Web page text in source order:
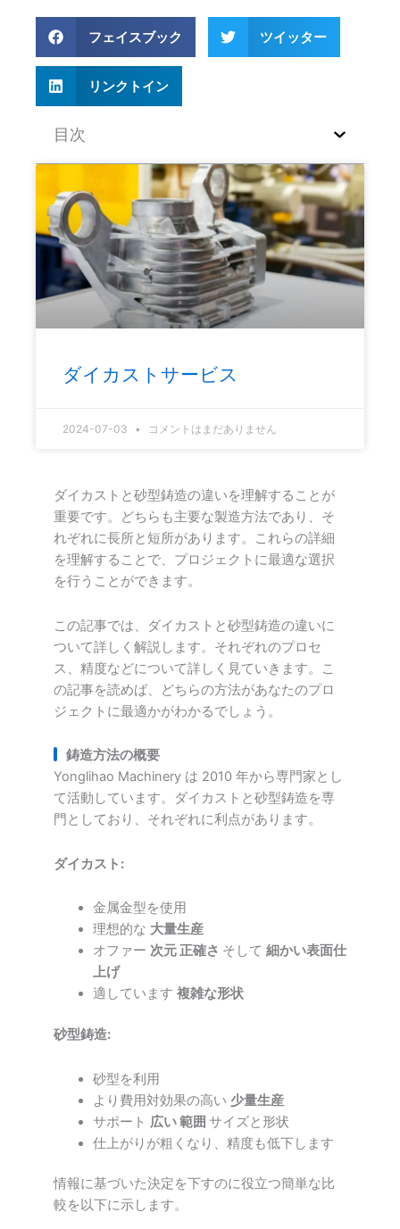
フェイスブック ツイッター
リンクトイン
目次
ダイカストサービス
2024-07-03 コメントはまだありません
ダイカストと砂型鋳造の違いを理解することが
重要です。どちらも主要な製造方法であり、そ
れぞれに長所と短所があります。これらの詳細
を理解することで、プロジェクトに最適な選択
を行うことができます。
この記事では、ダイカストと砂型鋳造の違いに
ついて詳しく解説します。それぞれのプロセ
ス、精度などについて詳しく見ていきます。こ
の記事を読めば、どちらの方法があなたのプロ
ジェクトに最適かがわかるでしょう。
鋳造方法の概要
Yonglihao Machinery は 2010 年から専門家とし
て活動しています。ダイカストと砂型鋳造を専
門としており、それぞれに利点があります。
ダイカスト:
金属金型を使用
理想的な 大量生産
オファー 次元正確さ そして 細かい表面仕
上げ
適しています 複雑な形状
砂型鋳造:
砂型を利用
より費用対効果の高い 少量生産
サポート 広い範囲 サイズと形状
仕上がりが粗くなり、精度も低下します
情報に基づいた決定を下すのに役立つ簡単な比
較を以下に示します。